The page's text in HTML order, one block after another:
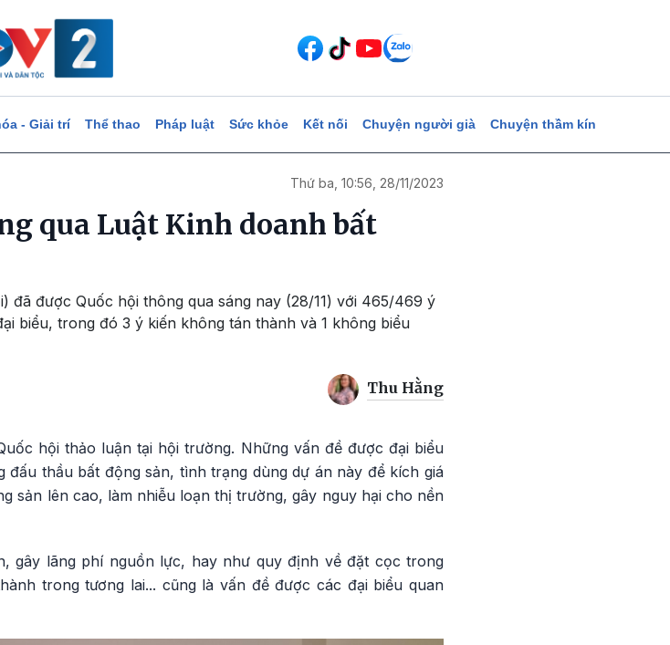
- Giải trí Thể thao Pháp luật Sức khỏe Kết nối Chuyện người già Chuyện thầm kín
Thứ ba, 10:56, 28/11/2023
qua Luật Kinh doanh bất
đã được Quốc hội thông qua sáng nay (28/11) với 465/469 ý
biểu, trong đó 3 ý kiến không tán thành và 1 không biểu
Thu Hằng
hội thảo luận tại hội trường. Những vấn đề được đại biểu
đấu thầu bất động sản, tình trạng dùng dự án này để kích giá
sản lên cao, làm nhiễu loạn thị trường, gây nguy hại cho nền
gây lãng phí nguồn lực, hay như quy định về đặt cọc trong
trong tương lai... cũng là vấn đề được các đại biểu quan